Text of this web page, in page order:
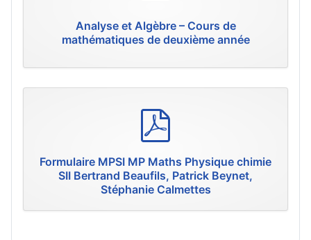
Analyse et Algèbre – Cours de
mathématiques de deuxième année
Formulaire MPSI MP Maths Physique chimie
SII Bertrand Beaufils, Patrick Beynet,
Stéphanie Calmettes